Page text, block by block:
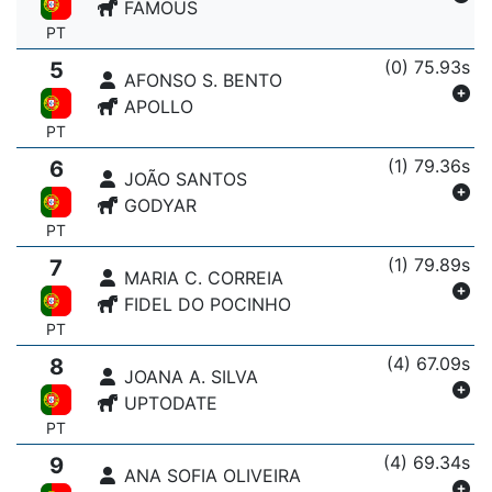
PT
FAMOUS
5
PT
AFONSO S. BENTO
APOLLO
(0) 75.93s
6
PT
JOÃO SANTOS
GODYAR
(1) 79.36s
7
PT
MARIA C. CORREIA
FIDEL DO POCINHO
(1) 79.89s
8
PT
JOANA A. SILVA
UPTODATE
(4) 67.09s
9
ANA SOFIA OLIVEIRA
(4) 69.34s